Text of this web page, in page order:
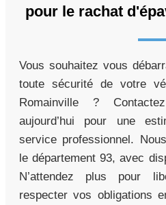
pour le rachat
Vous souhaitez vous
toute sécurité de votre
Romainville ?
aujourd’hui pour une
service professionnel.
le département 93, avec
N’attendez plus pour
respecter vos obligations